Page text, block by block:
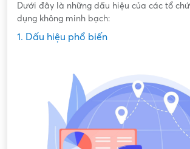
Dưới đây là những dấu hiệu của các tổ
dụng không minh bạch:
1. Dấu hiệu phổ biến